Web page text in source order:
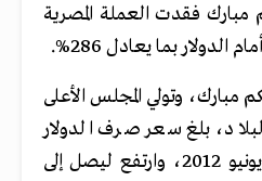
حكم مبارك فقدت العملة المصرية
مبارك، وتولي المجلس الأعلى
بلغ سعر صرف الدولار
5.88 جنيهات، حتى 30 يونيو 2012، وارتفع ليصل إلى